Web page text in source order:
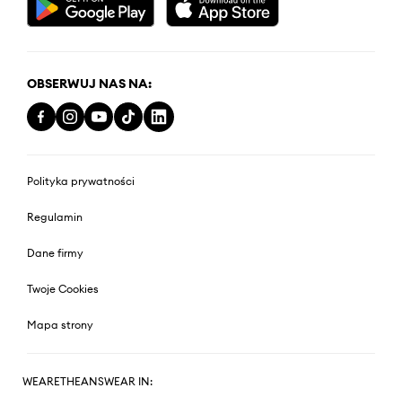
OBSERWUJ NAS NA:
Polityka prywatności
Regulamin
Dane firmy
Twoje Cookies
Mapa strony
WEARETHEANSWEAR IN: